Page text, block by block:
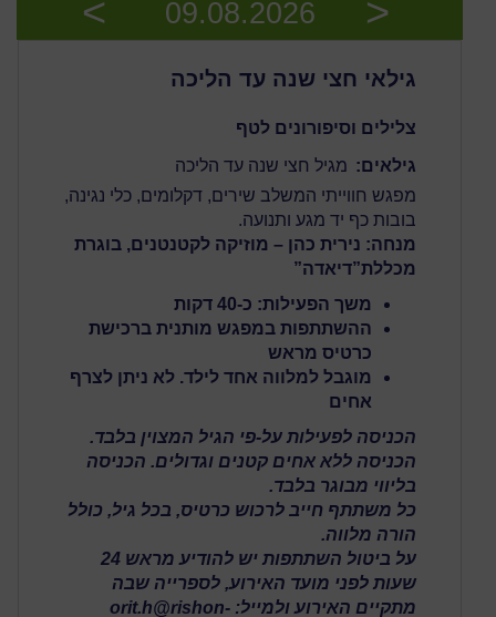
Previous
09.08.2026
גילאי חצי שנה עד הליכה
צלילים וסיפורונים לטף
גילאים: מגיל חצי שנה עד הליכה
מפגש חווייתי המשלב שירים, דקלומים, כלי נגינה,
בובות כף יד מגע ותנועה.
מנחה: נירית כהן – מוזיקה לקטנטנים, בוגרת
מכללת”דיאדה”
משך הפעילות: כ-40 דקות
ההשתתפות במפגש מותנית ברכישת
כרטיס מראש
מוגבל למלווה אחד לילד. לא ניתן לצרף
אחים
הכניסה לפעילות על-פי הגיל המצוין בלבד.
הכניסה ללא אחים קטנים וגדולים. הכניסה
בליווי מבוגר בלבד.
כל משתתף חייב לרכוש כרטיס, בכל גיל, כולל
הורה מלווה.
על ביטול השתתפות יש להודיע מראש 24
שעות לפני מועד האירוע, לספרייה שבה
מתקיים האירוע ולמייל: orit.h@rishon-